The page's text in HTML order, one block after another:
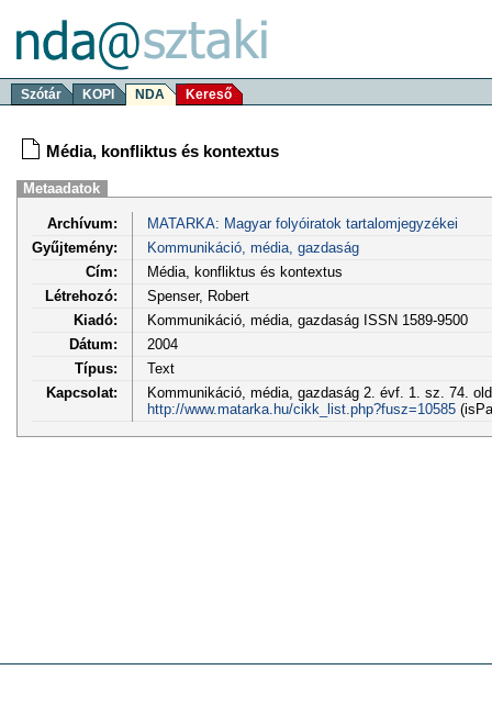
Szótár KOPI NDA Kereső
Média, konfliktus és kontextus
Metaadatok
Archívum:
MATARKA: Magyar folyóiratok tartalomjegyzékei
Gyűjtemény:
Kommunikáció, média, gazdaság
Cím:
Média, konfliktus és kontextus
Létrehozó:
Spenser, Robert
Kiadó:
Kommunikáció, média, gazdaság ISSN 1589-9500
Dátum:
2004
Típus:
Text
Kapcsolat:
Kommunikáció, média, gazdaság 2. évf. 1. sz. 74.
http://www.matarka.hu/cikk_list.php?fusz=10585